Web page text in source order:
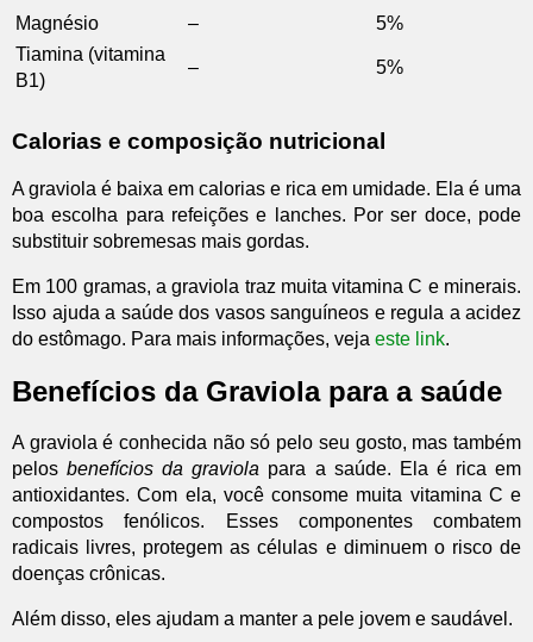
Magnésio
–
5%
Tiamina (vitamina
B1)
– 5%
Calorias e composição nutricional
A graviola é baixa em calorias e rica em umidade. Ela é uma
boa escolha para refeições e lanches. Por ser doce, pode
substituir sobremesas mais gordas.
Em 100 gramas, a graviola traz muita vitamina C e minerais.
Isso ajuda a saúde dos vasos sanguíneos e regula a acidez
do estômago. Para mais informações, veja este link.
Benefícios da Graviola para a saúde
A graviola é conhecida não só pelo seu gosto, mas também
pelosbenefícios da graviola para a saúde. Ela é rica em
antioxidantes. Com ela, você consome muita vitamina C e
compostos fenólicos. Esses componentes combatem
radicais livres, protegem as células e diminuem o risco de
doenças crônicas.
Além disso, eles ajudam a manter a pele jovem e saudável.